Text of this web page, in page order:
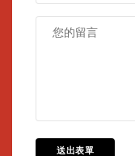
送出表單